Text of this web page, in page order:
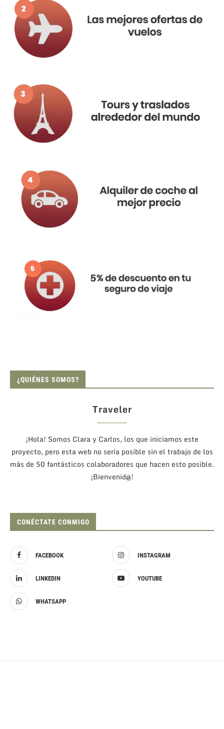
¿QUIÉNES SOMOS?
Traveler
¡Hola! Somos Clara y Carlos, los que iniciamos este
proyecto, pero esta web no sería posible sin el trabajo de los
más de 50 fantásticos colaboradores que hacen esto posible.
¡Bienvenid@!
CONÉCTATE CONMIGO
FACEBOOK INSTAGRAM
LINKEDIN YOUTUBE
WHATSAPP